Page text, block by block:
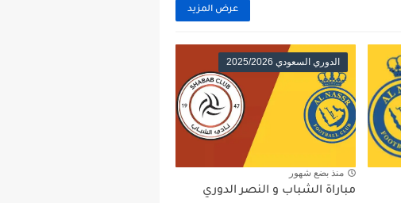
عرض المزيد
الدوري السعودي 2025/2026
منذ بضع شهور
مباراة الشباب و النصر الدوري